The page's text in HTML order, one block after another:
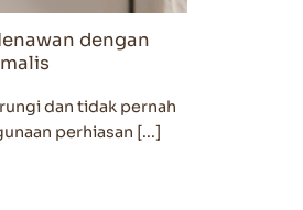
dengan
dan tidak pernah
perhiasan [...]